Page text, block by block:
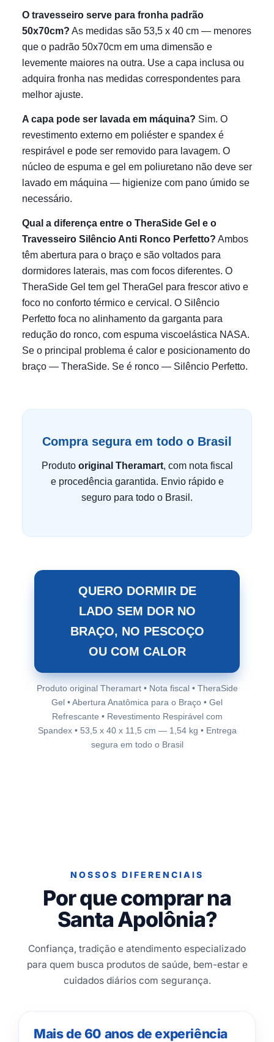
O travesseiro serve para fronha padrão
50x70cm? As medidas são 53,5 x 40 cm — menores
que o padrão 50x70cm em uma dimensão e
levemente maiores na outra. Use a capa inclusa ou
adquira fronha nas medidas correspondentes para
melhor ajuste.
A capa pode ser lavada em máquina? Sim. O
revestimento externo em poliéster e spandex é
respirável e pode ser removido para lavagem. O
núcleo de espuma e gel em poliuretano não deve ser
lavado em máquina — higienize com pano úmido se
necessário.
Qual a diferença entre o TheraSide Gel e o
Travesseiro Silêncio Anti Ronco Perfetto? Ambos
têm abertura para o braço e são voltados para
dormidores laterais, mas com focos diferentes. O
TheraSide Gel tem gel TheraGel para frescor ativo e
foco no conforto térmico e cervical. O Silêncio
Perfetto foca no alinhamento da garganta para
redução do ronco, com espuma viscoelástica NASA.
Se o principal problema é calor e posicionamento do
braço — TheraSide. Se é ronco — Silêncio Perfetto.
Compra segura em todo o Brasil
Produto original Theramart, com nota fiscal
e procedência garantida. Envio rápido e
seguro para todo o Brasil.
QUERO DORMIR DE
LADO SEM DOR NO
BRAÇO, NO PESCOÇO
OU COM CALOR
Produto original Theramart • Nota fiscal • TheraSide
Gel • Abertura Anatômica para o Braço • Gel
Refrescante • Revestimento Respirável com
Spandex • 53,5 x 40 x 11,5 cm — 1,54 kg • Entrega
segura em todo o Brasil
NOSSOS DIFERENCIAIS
Por que comprar na
Santa Apolônia?
Confiança, tradição e atendimento especializado
para quem busca produtos de saúde, bem-estar e
cuidados diários com segurança.
Mais de 60 anos de experiência